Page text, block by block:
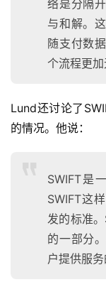
络是分隔
与和解。
随支付数
个流程更加
Lund还讨论了
的情况。他说：
SWIFT是
SWIFT这
发的标准
的一部分
户提供服务